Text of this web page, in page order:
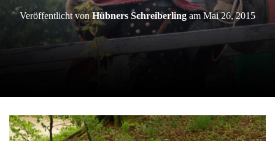
S
C
N
Veröffentlicht vonHübners Schreiberling am Mai 26, 2015